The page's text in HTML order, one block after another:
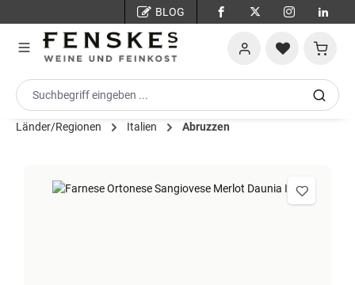
BLOG
Länder/Regionen Italien Abruzzen